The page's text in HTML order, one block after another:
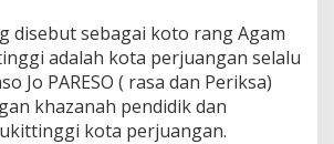
disebut sebagai koto rang Agam
adalah kota perjuangan selalu
Jo PARESO ( rasa dan Periksa)
khazanah pendidik dan
kota perjuangan.